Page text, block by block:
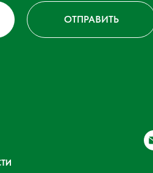
ОТПРАВИТЬ